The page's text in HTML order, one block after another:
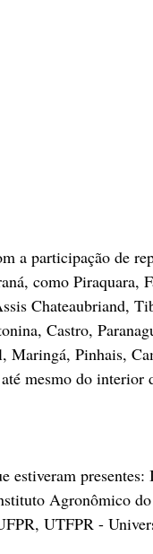
a participação de
como Piraquara,
Chateaubriand,
Castro,
Maringá, Pinhais,
mesmo do interior
estiveram
Agronômico
UTFPR -